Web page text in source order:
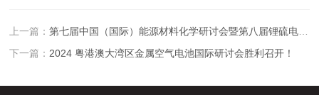
上一篇：第七届中国（国际）能源材料化学研讨会暨第八届锂硫电池国际会议于 2024 年 4 月 19 日-21 日在郑州市黄河迎宾馆顺利举行
下一篇： 2024 粤港澳大湾区金属空气电池国际研讨会胜利召开！